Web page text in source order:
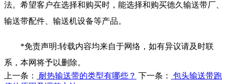
法。希望客户在选择和购买时，能选择和购买德久输送带厂、
输送带配件、输送机设备等产品。
*免责声明:转载内容均来自于网络，如有异议请及时联
系，本网将予以删除。
上一条：
耐热输送带的类型有哪些？ 下一条：
包头输送带跑